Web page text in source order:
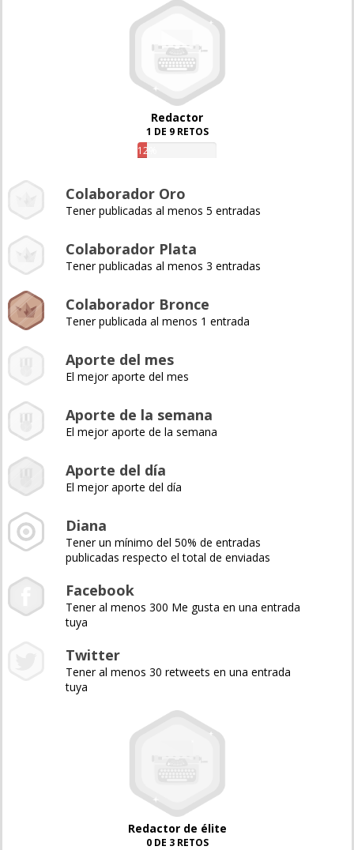
Redactor
1 DE 9 RETOS
12%
Colaborador Oro
Tener publicadas al menos 5 entradas
Colaborador Plata
Tener publicadas al menos 3 entradas
Colaborador Bronce
Tener publicada al menos 1 entrada
Aporte del mes
El mejor aporte del mes
Aporte de la semana
El mejor aporte de la semana
Aporte del día
El mejor aporte del día
Diana
Tener un mínimo del 50% de entradas
publicadas respecto el total de enviadas
Facebook
Tener al menos 300 Me gusta en una entrada
tuya
Twitter
Tener al menos 30 retweets en una entrada
tuya
Redactor de élite
0 DE 3 RETOS